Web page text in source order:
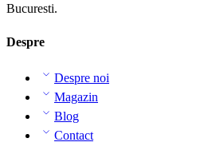
Bucuresti.
Despre
Despre noi
Magazin
Blog
Contact